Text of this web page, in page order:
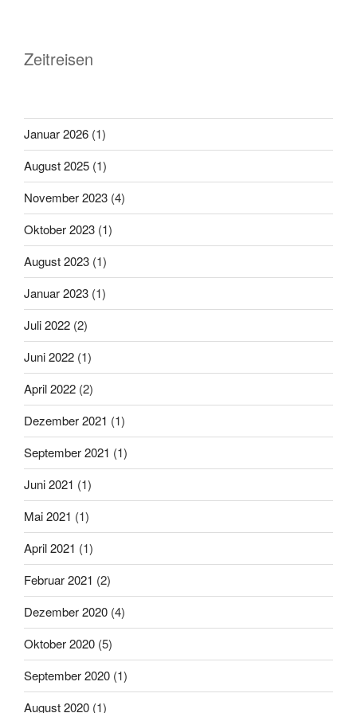
Zeitreisen
Januar 2026 (1)
August 2025 (1)
November 2023 (4)
Oktober 2023 (1)
August 2023 (1)
Januar 2023 (1)
Juli 2022 (2)
Juni 2022 (1)
April 2022 (2)
Dezember 2021 (1)
September 2021 (1)
Juni 2021 (1)
Mai 2021 (1)
April 2021 (1)
Februar 2021 (2)
Dezember 2020 (4)
Oktober 2020 (5)
September 2020 (1)
August 2020 (1)